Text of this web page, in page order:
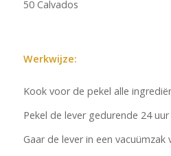
50 Calvados
Werkwijze:
Kook voor de pekel alle
Pekel de lever gedurende 24
Gaar de lever in een